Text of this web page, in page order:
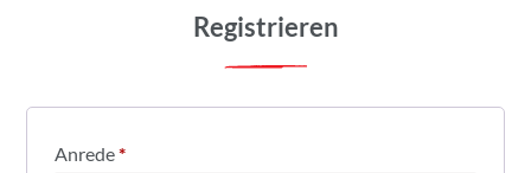
Registrieren
Anrede*